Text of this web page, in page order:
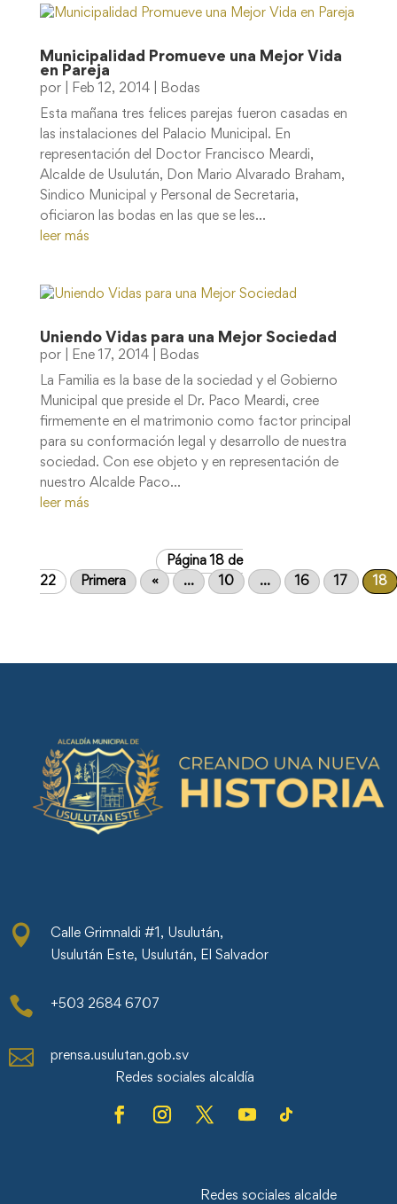
Municipalidad Promueve una Mejor Vida
en Pareja
por Feb 12, 2014| Bodas
Esta mañana tres felices parejas fueron casadas en
las instalaciones del Palacio Municipal. En
representación del Doctor Francisco Meardi,
Alcalde de Usulután, Don Mario Alvarado Braham,
Sindico Municipal y Personal de Secretaria,
oficiaron las bodas en las que se les...
leer más
Uniendo Vidas para una Mejor Sociedad
por Ene 17, 2014| Bodas
La Familia es la base de la sociedad y el Gobierno
Municipal que preside el Dr. Paco Meardi, cree
firmemente en el matrimonio como factor principal
para su conformación legal y desarrollo de nuestra
sociedad. Con ese objeto y en representación de
nuestro Alcalde Paco...
leer más
Página 18 de
22
Primera « ... 10 ... 16 17 18

Calle Grimnaldi #1, Usulután,
Usulután Este, Usulután, El Salvador
 +503 2684 6707

prensa.usulutan.gob.sv
Redes sociales alcaldía
Redes sociales alcalde